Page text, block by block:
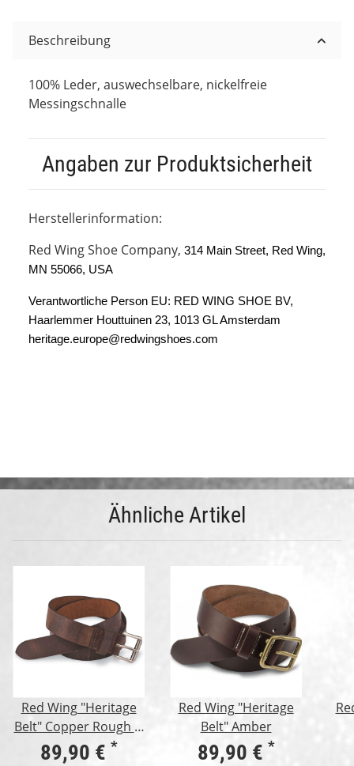
Beschreibung
100% Leder, auswechselbare, nickelfreie
Messingschnalle
Angaben zur Produktsicherheit
Herstellerinformation:
Red Wing Shoe Company, 314 Main Street, Red Wing,
MN 55066, USA
Verantwortliche Person EU: RED WING SHOE BV,
Haarlemmer Houttuinen 23, 1013 GL Amsterdam
heritage.europe@redwingshoes.com
Ähnliche Artikel
Red Wing "Heritage
Belt" Copper Rough &
Tough
89,90 € *
Red Wing "Heritage
Belt" Amber
89,90 € *